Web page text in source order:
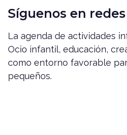
Síguenos en
La agenda de actividades
Ocio infantil, educación,
como entorno favorable
pequeños.